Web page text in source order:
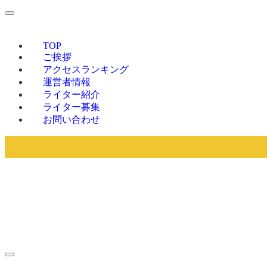
TOP
ご挨拶
アクセスランキング
運営者情報
ライター紹介
ライター募集
お問い合わせ